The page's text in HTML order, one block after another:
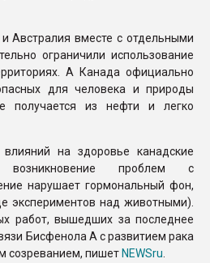
Австралия вместе с отдельными
ограничили использование
А Канада официально
для человека и природы
получается из нефти и легко
на здоровье канадские
возникновение проблем с
нарушает гормональный фон,
экспериментов над животными).
работ, вышедших за последнее
Бисфенола А с развитием рака
созреванием, пишетNEWSru